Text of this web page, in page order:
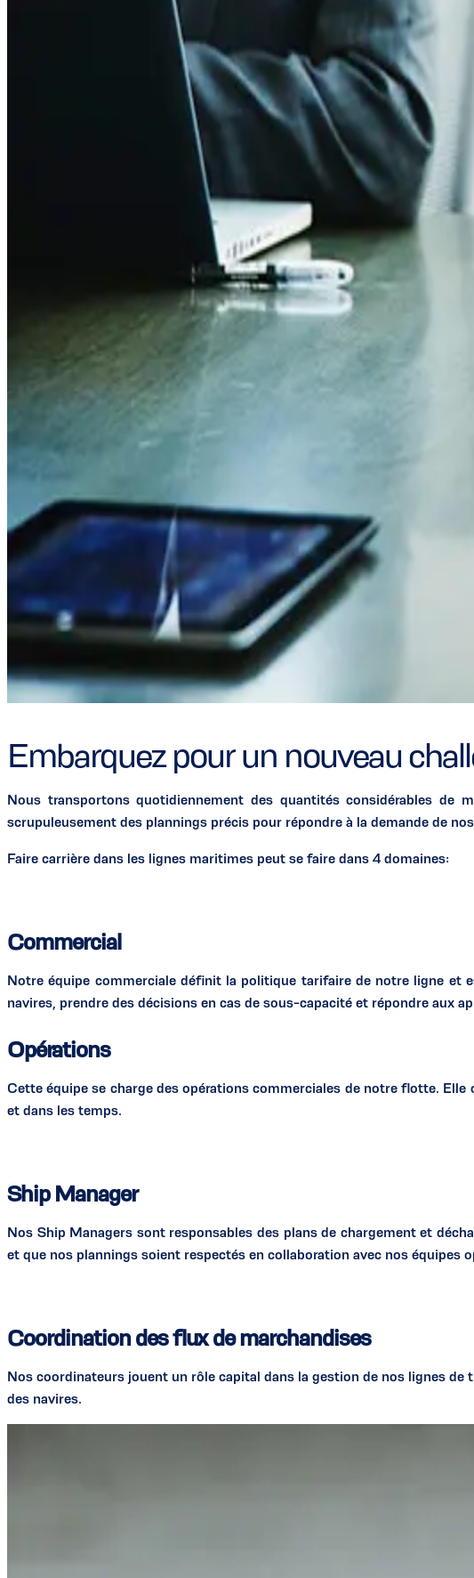
Embarquez pour un nouveau
Nous transportons quotidiennement des quantités considérables
scrupuleusement des plannings précis pour répondre à la demande de
Faire carrière dans les lignes maritimes peut se faire dans 4 domaines:
Commercial
Notre équipe commerciale définit la politique tarifaire de notre ligne et
navires, prendre des décisions en cas de sous-capacité et répondre aux
Opérations
Cette équipe se charge des opérations commerciales de notre flotte.
et dans les temps.
Ship Manager
Nos Ship Managers sont responsables des plans de chargement et
et que nos plannings soient respectés en collaboration avec nos équipes
Coordination des flux de marchandises
Nos coordinateurs jouent un rôle capital dans la gestion de nos lignes
des navires.